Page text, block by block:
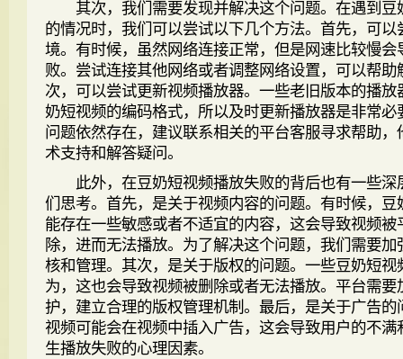
其次，我们需要发现并解决这个问题。在遇到豆
的情况时，我们可以尝试以下几个方法。首先，可
境。有时候，虽然网络连接正常，但是网速比较慢会
败。尝试连接其他网络或者调整网络设置，可以帮
次，可以尝试更新视频播放器。一些老旧版本的播
奶短视频的编码格式，所以及时更新播放器是非常
问题依然存在，建议联系相关的平台客服寻求帮助
术支持和解答疑问。
此外，在豆奶短视频播放失败的背后也有一些深
们思考。首先，是关于视频内容的问题。有时候，
能存在一些敏感或者不适宜的内容，这会导致视频
除，进而无法播放。为了解决这个问题，我们需要
核和管理。其次，是关于版权的问题。一些豆奶短
为，这也会导致视频被删除或者无法播放。平台需
护，建立合理的版权管理机制。最后，是关于广告
视频可能会在视频中插入广告，这会导致用户的不
生播放失败的心理因素。